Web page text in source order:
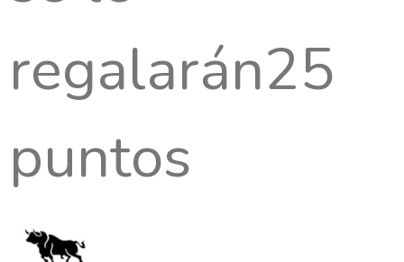
regalarán25
puntos